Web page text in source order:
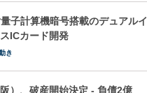
子計算機暗号搭載のデュアルイ
ICカード開発
き
）、破産開始決定 - 負債2億